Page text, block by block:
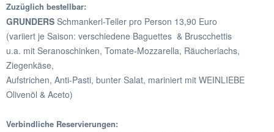
Zuzüglich bestellbar:
GRUNDERS Schmankerl-Teller pro Person 13,90 Euro
(variiert je Saison: verschiedene Baguettes & Bruscchettis
u.a. mit Seranoschinken, Tomate-Mozzarella, Räucherlachs,
Ziegenkäse,
Aufstrichen, Anti-Pasti, bunter Salat, mariniert mit WEINLIEBE
Olivenöl & Aceto)
Verbindliche Reservierungen: